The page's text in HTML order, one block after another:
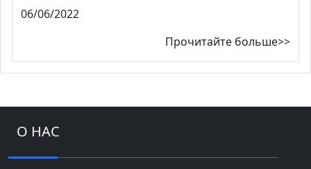
06/06/2022
Прочитайте больше>>
О НАС